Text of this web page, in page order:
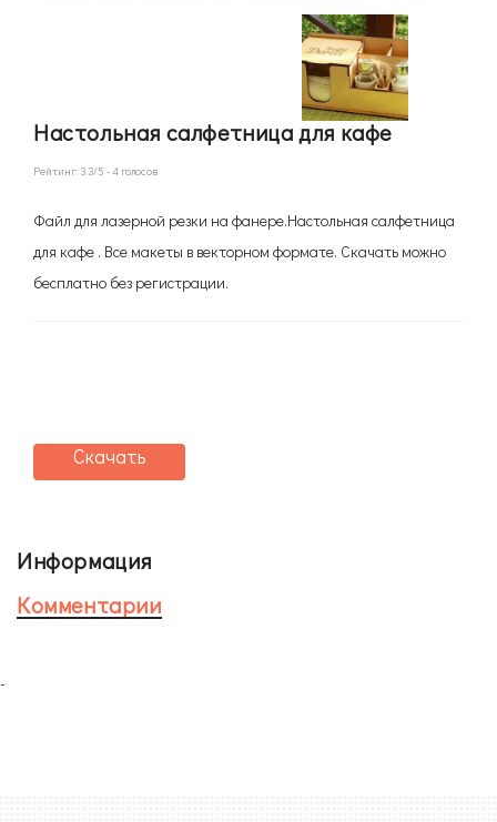
Настольная салфетница для кафе
Рейтинг: 3.3/5 -4 голосов
Файл для лазерной резки на фанере.Настольная салфетница
для кафе . Все макеты в векторном формате. Скачать можно
бесплатно без регистрации.
Скачать
Информация
Комментарии
-